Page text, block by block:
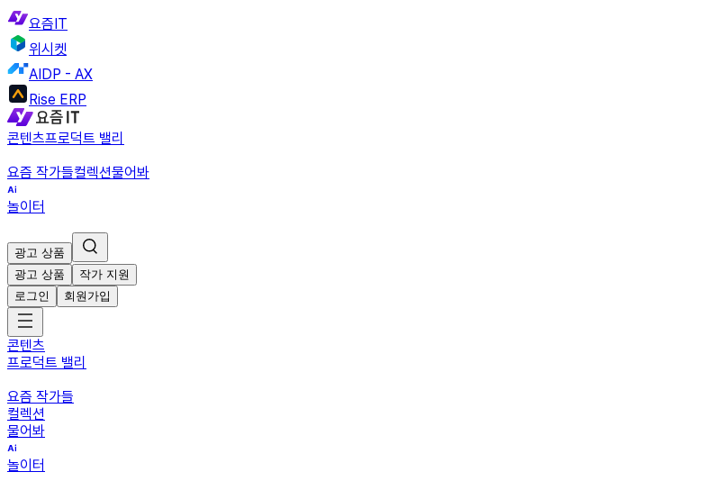
요즘IT
위시켓
AIDP - AX
Rise ERP
콘텐츠프로덕트 밸리
요즘 작가들컬렉션물어봐
놀이터
광고 상품
광고 상품
작가 지원
로그인
회원가입
콘텐츠
프로덕트 밸리
요즘 작가들
컬렉션
물어봐
놀이터